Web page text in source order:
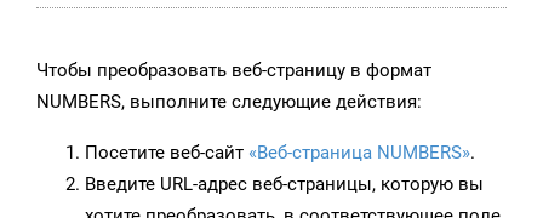
Чтобы преобразовать веб-страницу в формат
NUMBERS, выполните следующие действия:
Посетите веб-сайт «Веб-страница NUMBERS».
Введите URL-адрес веб-страницы, которую вы